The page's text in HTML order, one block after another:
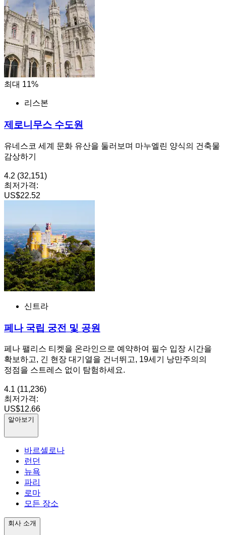
최대 11%
리스본
제로니무스 수도원
유네스코 세계 문화 유산을 둘러보며 마누엘린 양식의 건축물
감상하기
4.2 (32,151)
최저가격:
US$22.52
신트라
페나 국립 궁전 및 공원
페나 팰리스 티켓을 온라인으로 예약하여 필수 입장 시간을
확보하고, 긴 현장 대기열을 건너뛰고, 19세기 낭만주의의
정점을 스트레스 없이 탐험하세요.
4.1 (11,236)
최저가격:
US$12.66
알아보기
바르셀로나
런던
뉴욕
파리
로마
모든 장소
회사 소개